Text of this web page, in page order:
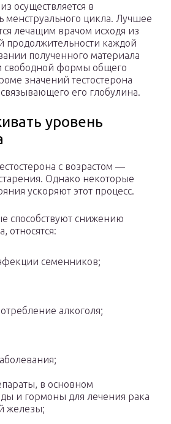
осуществляется в
цикла. Лучшее
лечащим врачом исходя из
продолжительности каждой
полученного материала
свободной формы общего
значений тестостерона
его глобулина.
уровень
с возрастом —
Однако некоторые
ускоряют этот процесс.
способствуют снижению
относятся:
семенников;
алкоголя;
в основном
и гормоны для лечения рака
железы;